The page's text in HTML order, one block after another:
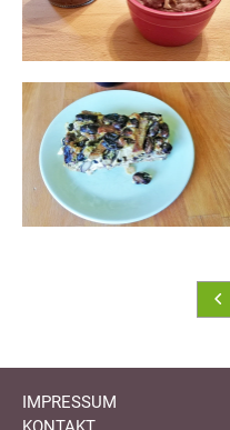
IMPRESSUM